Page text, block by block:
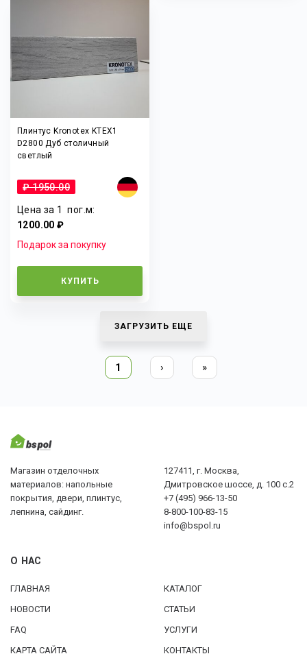
Плинтус Kronotex KTEX1
D2800 Дуб столичный
светлый
₽ 1950.00
Цена за 1пог.м:
1200.00 ₽
Подарок за покупку
КУПИТЬ
ЗАГРУЗИТЬ ЕЩЕ
1 › »
Магазин отделочных
материалов: напольные
покрытия, двери, плинтус,
лепнина, сайдинг.
127411, г. Москва,
Дмитровское шоссе, д. 100 с.2
+7 (495) 966-13-50
8-800-100-83-15
info@bspol.ru
О НАС
ГЛАВНАЯ
КАТАЛОГ
НОВОСТИ
СТАТЬИ
FAQ
УСЛУГИ
КАРТА САЙТА
КОНТАКТЫ